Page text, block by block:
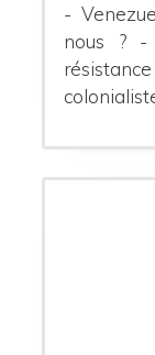
-
nous ? -